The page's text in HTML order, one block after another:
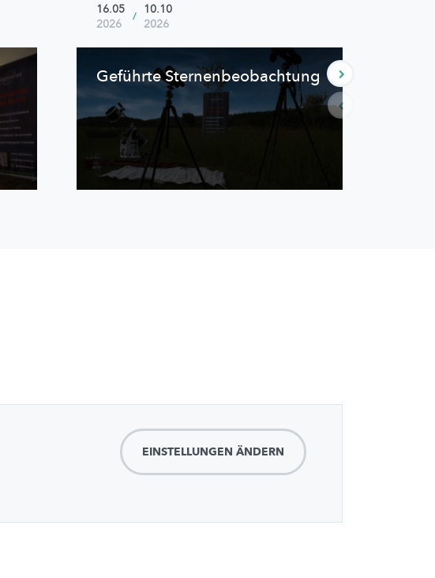
16.05
2026
/
10.10
2026
GeführteSternenbeobachtung
EINSTELLUNGEN ÄNDERN